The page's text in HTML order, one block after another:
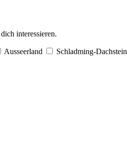
interessieren.
Ausseerland Schladming-Dachstein